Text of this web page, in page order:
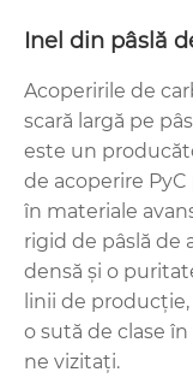
Inel din pâslă
Acoperirile de
scară largă pe
este un
de acoperire
în materiale
rigid de pâslă de
densă și o
linii de
o sută de clase
ne vizitați.